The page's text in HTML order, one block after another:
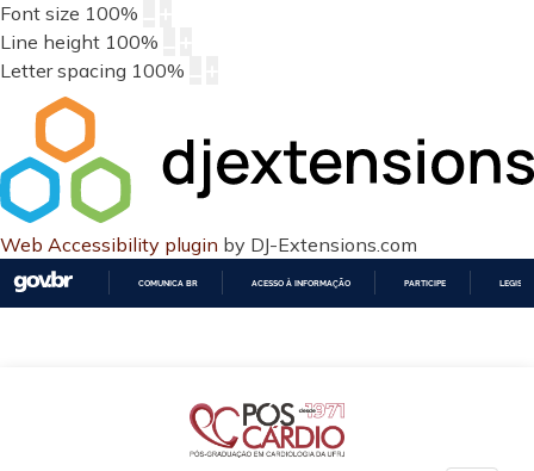
Font size 100%
Line height 100%
Letter spacing 100%
Web Accessibility plugin by DJ-Extensions.com
COMUNICA BR ACESSO À INFORMAÇÃO PARTICIPE